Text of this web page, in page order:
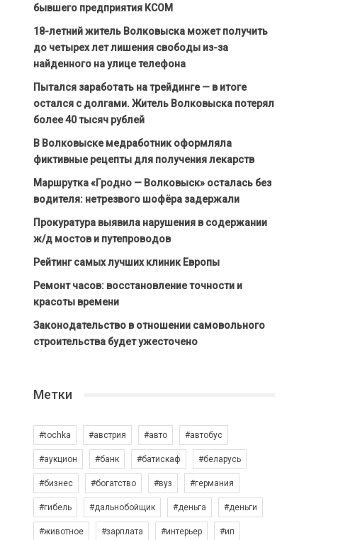
бывшего предприятия КСОМ
18-летний житель Волковыска может получить
до четырех лет лишения свободы из-за
найденного на улице телефона
Пытался заработать на трейдинге — в итоге
остался с долгами. Житель Волковыска потерял
более 40 тысяч рублей
В Волковыске медработник оформляла
фиктивные рецепты для получения лекарств
Маршрутка «Гродно — Волковыск» осталась без
водителя: нетрезвого шофёра задержали
Прокуратура выявила нарушения в содержании
ж/д мостов и путепроводов
Рейтинг самых лучших клиник Европы
Ремонт часов: восстановление точности и
красоты времени
Законодательство в отношении самовольного
строительства будет ужесточено
Метки
#tochka #австрия #авто #автобус
#аукцион #банк #батискаф #беларусь
#бизнес #богатство #вуз #германия
#гибель #дальнобойщик #деньга #деньги
#животное #зарплата #интерьер #ип